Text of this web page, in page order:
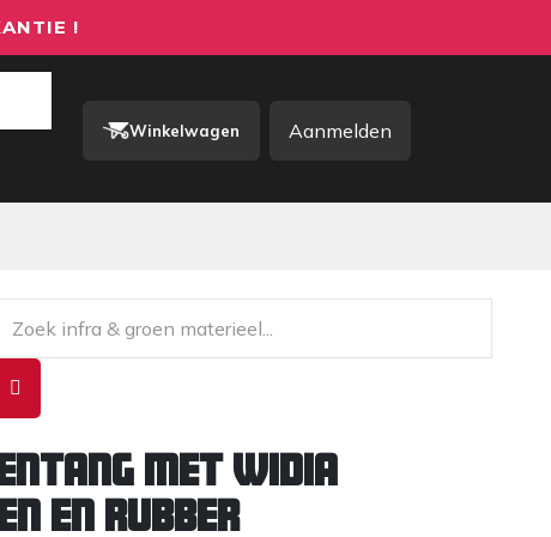
!
Winkelwagen Aanmelden
met widia
en rubber